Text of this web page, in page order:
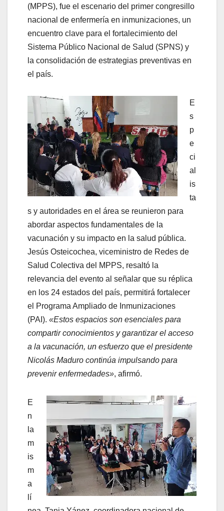
(MPPS), fue el escenario del primer congresillo
nacional de enfermería en inmunizaciones, un
encuentro clave para el fortalecimiento del
Sistema Público Nacional de Salud (SPNS) y
la consolidación de estrategias preventivas en
el país.
E
s
p
e
ci
al
is
ta
s y autoridades en el área se reunieron para
abordar aspectos fundamentales de la
vacunación y su impacto en la salud pública.
Jesús Osteicochea, viceministro de Redes de
Salud Colectiva del MPPS, resaltó la
relevancia del evento al señalar que su réplica
en los 24 estados del país, permitirá fortalecer
el Programa Ampliado de Inmunizaciones
(PAI). «Estos espacios son esenciales para
compartir conocimientos y garantizar el acceso
a la vacunación, un esfuerzo que el presidente
Nicolás Maduro continúa impulsando para
prevenir enfermedades», afirmó.
E
n
la
m
is
m
a
lí